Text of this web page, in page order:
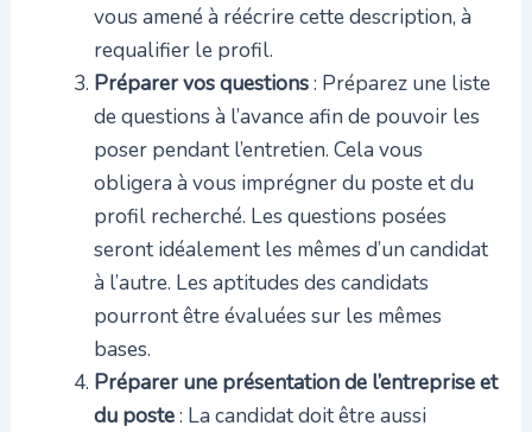
vous amené à réécrire cette description, à
requalifier le profil.
Préparer vos questions: Préparez une liste
de questions à l’avance afin de pouvoir les
poser pendant l’entretien. Cela vous
obligera à vous imprégner du poste et du
profil recherché. Les questions posées
seront idéalement les mêmes d’un candidat
à l’autre. Les aptitudes des candidats
pourront être évaluées sur les mêmes
bases.
Préparer une présentation de l’entreprise et
du poste: La candidat doit être aussi